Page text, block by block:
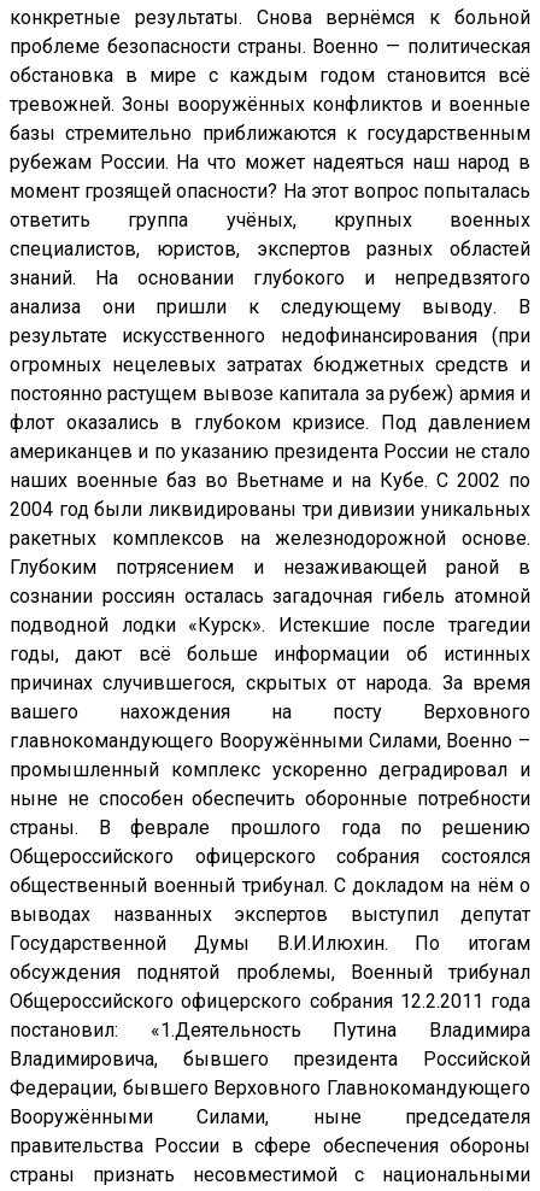
конкретные результаты. Снова вернёмся к больной
проблеме безопасности страны. Военно — политическая
обстановка в мире с каждым годом становится всё
тревожней. Зоны вооружённых конфликтов и военные
базы стремительно приближаются к государственным
рубежам России. На что может надеяться наш народ в
момент грозящей опасности? На этот вопрос попыталась
ответить группа учёных, крупных военных
специалистов, юристов, экспертов разных областей
знаний. На основании глубокого и непредвзятого
анализа они пришли к следующему выводу. В
результате искусственного недофинансирования (при
огромных нецелевых затратах бюджетных средств и
постоянно растущем вывозе капитала за рубеж) армия и
флот оказались в глубоком кризисе. Под давлением
американцев и по указанию президента России не стало
наших военные баз во Вьетнаме и на Кубе. С 2002 по
2004 год были ликвидированы три дивизии уникальных
ракетных комплексов на железнодорожной основе.
Глубоким потрясением и незаживающей раной в
сознании россиян осталась загадочная гибель атомной
подводной лодки «Курск». Истекшие после трагедии
годы, дают всё больше информации об истинных
причинах случившегося, скрытых от народа. За время
вашего нахождения на посту Верховного
главнокомандующего Вооружёнными Силами, Военно –
промышленный комплекс ускоренно деградировал и
ныне не способен обеспечить оборонные потребности
страны. В феврале прошлого года по решению
Общероссийского офицерского собрания состоялся
общественный военный трибунал. С докладом на нём о
выводах названных экспертов выступил депутат
Государственной Думы В.И.Илюхин. По итогам
обсуждения поднятой проблемы, Военный трибунал
Общероссийского офицерского собрания 12.2.2011 года
постановил: «1.Деятельность Путина Владимира
Владимировича, бывшего президента Российской
Федерации, бывшего Верховного Главнокомандующего
Вооружёнными Силами, ныне председателя
правительства России в сфере обеспечения обороны
страны признать несовместимой с национальными